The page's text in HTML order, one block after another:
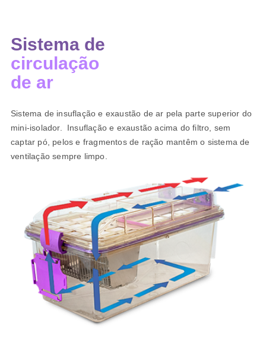
Sistema de
circulação
de ar
Sistema de insuflação e exaustão de ar pela parte superior do
mini-isolador. Insuflação e exaustão acima do filtro, sem
captar pó, pelos e fragmentos de ração mantêm o sistema de
ventilação sempre limpo.